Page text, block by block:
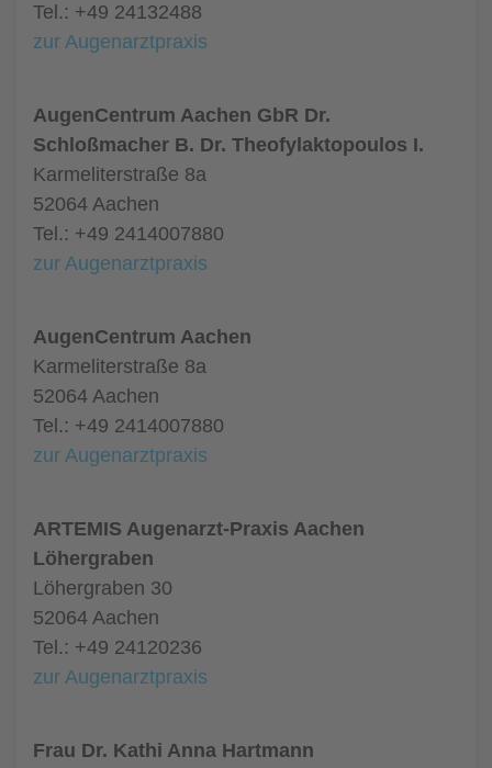
Tel.: +49 24132488
zur Augenarztpraxis
AugenCentrum Aachen GbR Dr.
Schloßmacher B. Dr. Theofylaktopoulos I.
Karmeliterstraße 8a
52064 Aachen
Tel.: +49 2414007880
zur Augenarztpraxis
AugenCentrum Aachen
Karmeliterstraße 8a
52064 Aachen
Tel.: +49 2414007880
zur Augenarztpraxis
ARTEMIS Augenarzt-Praxis Aachen
Löhergraben
Löhergraben 30
52064 Aachen
Tel.: +49 24120236
zur Augenarztpraxis
Frau Dr. Kathi Anna Hartmann